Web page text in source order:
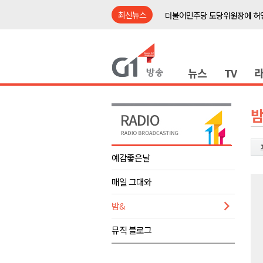
최신뉴스
더불어민주당 도당위원장에 허
동해안 이안류..지자체 대응 강
강원도 반려동물지원센터, 참여
평창 전지훈련 성지..선수들 구
동해시, 어르신병원동행서비스
민주당 순회경선 합동연설회..강
더불어민주당 도당위원장에 허
수족구병 원인 바이러스 급증..
춘천 돈사 화재..평창 교통사고 4
뉴스 TV
예감좋은날
매일 그대와
밤&
뮤직 블로그